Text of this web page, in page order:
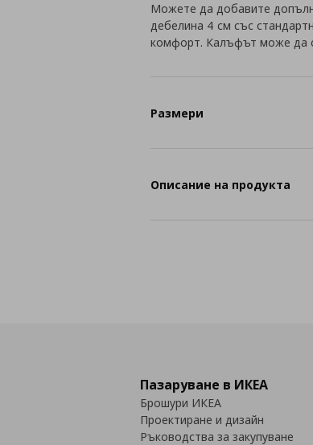
Можете да добавите
дебелина 4 см със
комфорт. Калъфът може да
Размери
Описание на продукта
Пазаруване в ИКЕА
Брошури ИКЕА
Проектиране и дизайн
Ръководства за закупуване